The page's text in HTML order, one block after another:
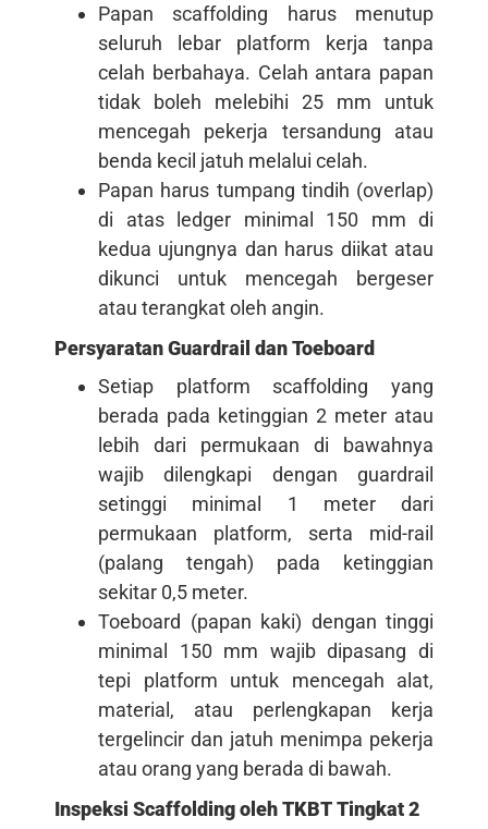
Papan scaffolding harus menutup
seluruh lebar platform kerja tanpa
celah berbahaya. Celah antara papan
tidak boleh melebihi 25 mm untuk
mencegah pekerja tersandung atau
benda kecil jatuh melalui celah.
Papan harus tumpang tindih (overlap)
di atas ledger minimal 150 mm di
kedua ujungnya dan harus diikat atau
dikunci untuk mencegah bergeser
atau terangkat oleh angin.
Persyaratan Guardrail dan Toeboard
Setiap platform scaffolding yang
berada pada ketinggian 2 meter atau
lebih dari permukaan di bawahnya
wajib dilengkapi dengan guardrail
setinggi minimal 1 meter dari
permukaan platform, serta mid-rail
(palang tengah) pada ketinggian
sekitar 0,5 meter.
Toeboard (papan kaki) dengan tinggi
minimal 150 mm wajib dipasang di
tepi platform untuk mencegah alat,
material, atau perlengkapan kerja
tergelincir dan jatuh menimpa pekerja
atau orang yang berada di bawah.
Inspeksi Scaffolding oleh TKBT Tingkat 2